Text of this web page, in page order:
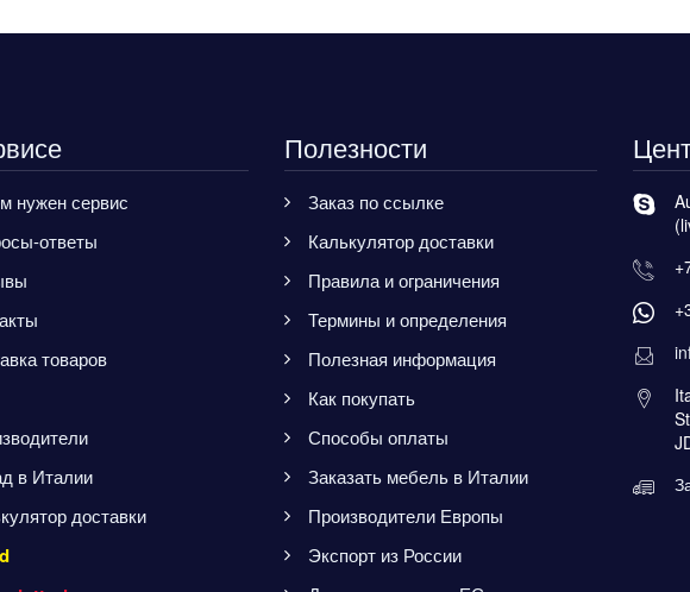
нужен сервис
ответы
товаров
в Италии
доставки
Полезности
Заказ по ссылке
Калькулятор доставки
Правила и ограничения
Термины и определения
Полезная информация
Как покупать
Способы оплаты
Заказать мебель в Италии
Производители Европы
Экспорт из России